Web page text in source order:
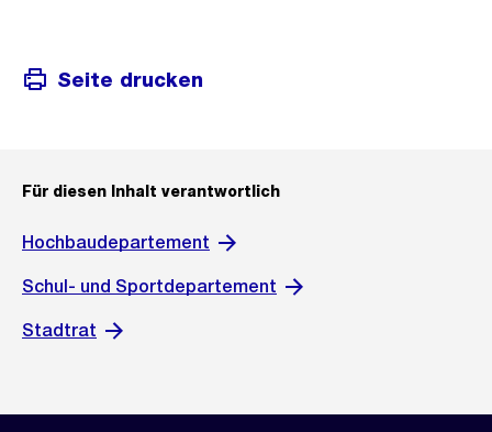
Seite drucken
Für diesen Inhalt verantwortlich
Hochbaudepartement
Schul- und Sportdepartement
Stadtrat